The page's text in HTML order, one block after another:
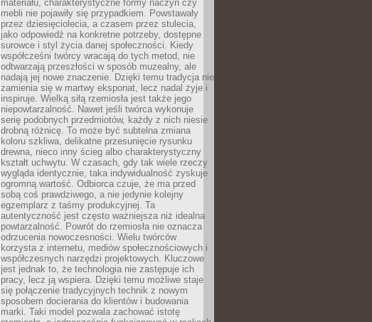
materiału, charakterystyczne formy naczyń czy
mebli nie pojawiły się przypadkiem. Powstawały
przez dziesięciolecia, a czasem przez stulecia,
jako odpowiedź na konkretne potrzeby, dostępne
surowce i styl życia danej społeczności. Kiedy
współcześni twórcy wracają do tych metod, nie
odtwarzają przeszłości w sposób muzealny, ale
nadają jej nowe znaczenie. Dzięki temu tradycja nie
zamienia się w martwy eksponat, lecz nadal żyje i
inspiruje. Wielką siłą rzemiosła jest także jego
niepowtarzalność. Nawet jeśli twórca wykonuje
serię podobnych przedmiotów, każdy z nich niesie
drobną różnicę. To może być subtelna zmiana
koloru szkliwa, delikatne przesunięcie rysunku
drewna, nieco inny ścieg albo charakterystyczny
kształt uchwytu. W czasach, gdy tak wiele rzeczy
wygląda identycznie, taka indywidualność zyskuje
ogromną wartość. Odbiorca czuje, że ma przed
sobą coś prawdziwego, a nie jedynie kolejny
egzemplarz z taśmy produkcyjnej. Ta
autentyczność jest często ważniejsza niż idealna
powtarzalność. Powrót do rzemiosła nie oznacza
odrzucenia nowoczesności. Wielu twórców
korzysta z internetu, mediów społecznościowych i
współczesnych narzędzi projektowych. Kluczowe
jest jednak to, że technologia nie zastępuje ich
pracy, lecz ją wspiera. Dzięki temu możliwe staje
się połączenie tradycyjnych technik z nowym
sposobem docierania do klientów i budowania
marki. Taki model pozwala zachować istotę